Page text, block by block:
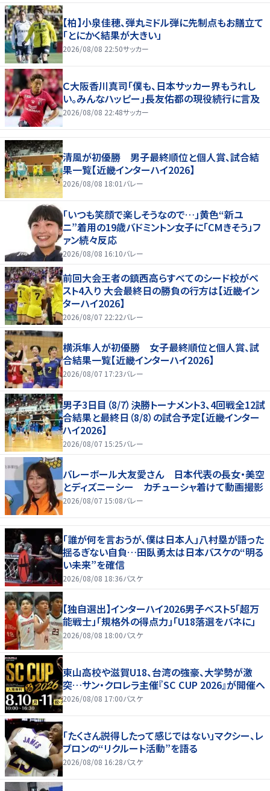
【柏】小泉佳穂、弾丸ミドル弾に先制点もお膳立て
「とにかく結果が大きい」
2026/08/08 22:50サッカー
Ｃ大阪香川真司「僕も、日本サッカー界もうれし
い。みんなハッピー」長友佑都の現役続行に言及
2026/08/08 22:48サッカー
清風が初優勝 男子最終順位と個人賞、試合結
果一覧【近畿インターハイ2026】
2026/08/08 18:01 バレー
「いつも笑顔で楽しそうなので…」黄色“新ユ
ニ”着用の19歳バドミントン女子に「CMきそう」フ
ァン続々反応
2026/08/08 16:10バレー
前回大会王者の鎮西高らすべてのシード校がベ
スト4入り 大会最終日の勝負の行方は【近畿イン
ターハイ2026】
2026/08/07 22:22バレー
横浜隼人が初優勝 女子最終順位と個人賞、試
合結果一覧【近畿インターハイ2026】
2026/08/07 17:23バレー
男子3日目（8/7）決勝トーナメント3、4回戦全12試
合結果と最終日（8/8）の試合予定【近畿インター
ハイ2026】
2026/08/07 15:25バレー
バレーボール大友愛さん 日本代表の長女・美空
とディズニーシー カチューシャ着けて動画撮影
2026/08/07 15:08バレー
「誰が何を言おうが、僕は日本人」八村塁が語った
揺るぎない自負…田臥勇太は日本バスケの“明る
い未来”を確信
2026/08/08 18:36バスケ
【独自選出】インターハイ2026男子ベスト5「超万
能戦士」「規格外の得点力」「U18落選をバネに」
2026/08/08 18:00バスケ
東山高校や滋賀U18、台湾の強豪、大学勢が激
突…サン・クロレラ主催『SC CUP 2026』が開催へ
2026/08/08 17:00バスケ
「たくさん説得したって感じではない」マクシー、レ
ブロンの“リクルート活動”を語る
2026/08/08 16:28バスケ